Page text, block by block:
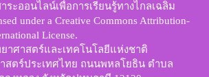
ระออนไลน์เพื่อการเรียนรู้ทางไกลเฉลิม
under a Creative Commons Attribution-
License.
าศาสตร์และเทคโนโลยีแห่งชาติ
สตร์ประเทศไทย ถนนพหลโยธิน ตำบล